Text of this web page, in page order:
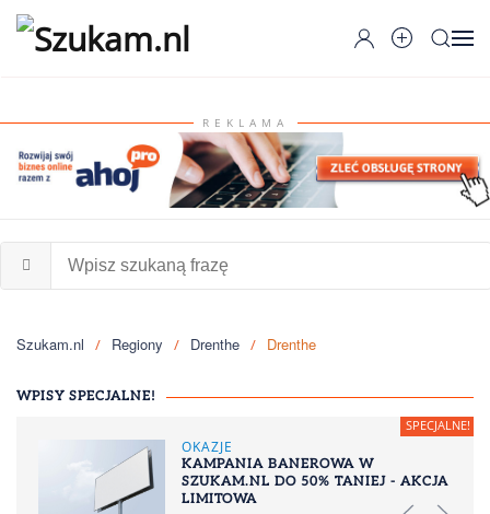
Przejdź do głównej treści
REKLAMA
Szukam.nl Regiony Drenthe Drenthe
WPISY SPECJALNE!
OKAZJE
KAMPANIA BANEROWA W
SZUKAM.NL DO 50% TANIEJ - AKCJA
LIMITOWA